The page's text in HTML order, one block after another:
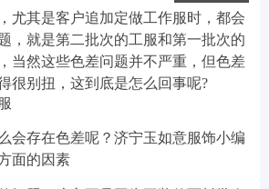
尤其是客户追加定做工作服时，都会
，就是第二批次的工服和第一批次的
当然这些色差问题并不严重，但色差
很别扭，这到底是怎么回事呢?
会存在色差呢？济宁玉如意服饰小编
面的因素